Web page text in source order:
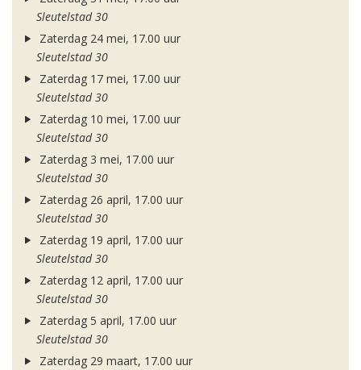
Sleutelstad 30
Zaterdag 24 mei, 17.00 uur
Sleutelstad 30
Zaterdag 17 mei, 17.00 uur
Sleutelstad 30
Zaterdag 10 mei, 17.00 uur
Sleutelstad 30
Zaterdag 3 mei, 17.00 uur
Sleutelstad 30
Zaterdag 26 april, 17.00 uur
Sleutelstad 30
Zaterdag 19 april, 17.00 uur
Sleutelstad 30
Zaterdag 12 april, 17.00 uur
Sleutelstad 30
Zaterdag 5 april, 17.00 uur
Sleutelstad 30
Zaterdag 29 maart, 17.00 uur